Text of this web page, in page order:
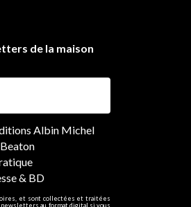
de la maison
Albin Michel
& BD
et sont collectées et traitées
au format digital si vous